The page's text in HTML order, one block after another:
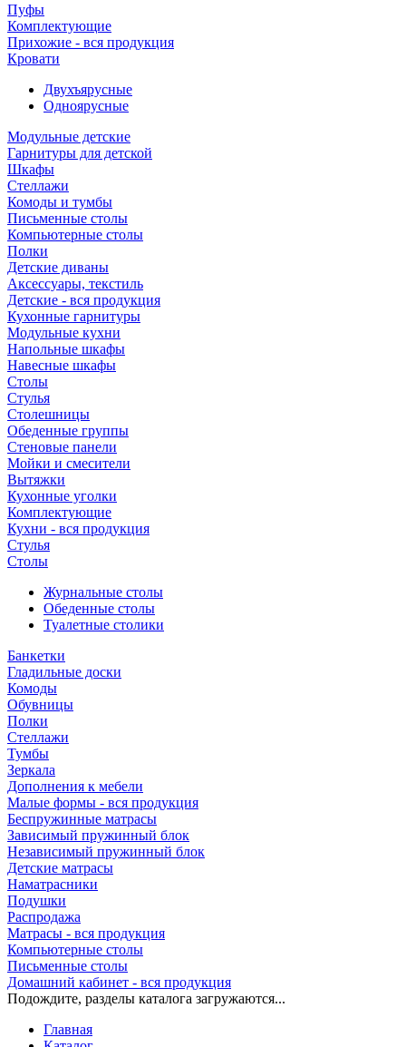
Пуфы
Комплектующие
Прихожие - вся продукция
Кровати
Двухъярусные
Одноярусные
Модульные детские
Гарнитуры для детской
Шкафы
Стеллажи
Комоды и тумбы
Письменные столы
Компьютерные столы
Полки
Детские диваны
Аксессуары, текстиль
Детские - вся продукция
Кухонные гарнитуры
Модульные кухни
Напольные шкафы
Навесные шкафы
Столы
Стулья
Столешницы
Обеденные группы
Стеновые панели
Мойки и смесители
Вытяжки
Кухонные уголки
Комплектующие
Кухни - вся продукция
Стулья
Столы
Журнальные столы
Обеденные столы
Туалетные столики
Банкетки
Гладильные доски
Комоды
Обувницы
Полки
Стеллажи
Тумбы
Зеркала
Дополнения к мебели
Малые формы - вся продукция
Беспружинные матрасы
Зависимый пружинный блок
Независимый пружинный блок
Детские матрасы
Наматрасники
Подушки
Распродажа
Матрасы - вся продукция
Компьютерные столы
Письменные столы
Домашний кабинет - вся продукция
Подождите, разделы каталога загружаются...
Главная